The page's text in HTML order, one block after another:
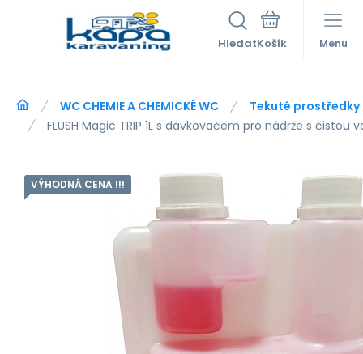
Hledat Menu
WC CHEMIE A CHEMICKÉ WC
Tekuté prostředky
FLUSH Magic TRIP 1L s dávkovačem pro nádrže s
VÝHODNÁ CENA !!!